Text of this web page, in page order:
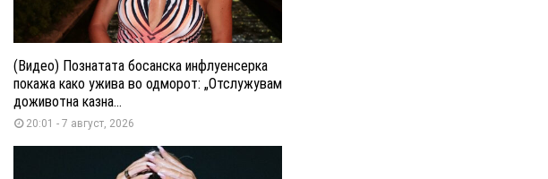
(Видео) Познатата босанска инфлуенсерка
покажа како ужива во одморот: „Отслужувам
доживотна казна...
20:01 - 7 август, 2026